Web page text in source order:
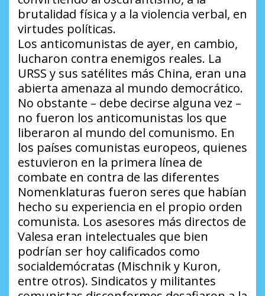
brutalidad física y a la violencia verbal, en
virtudes políticas.
Los anticomunistas de ayer, en cambio,
lucharon contra enemigos reales. La
URSS y sus satélites más China, eran una
abierta amenaza al mundo democrático.
No obstante – debe decirse alguna vez –
no fueron los anticomunistas los que
liberaron al mundo del comunismo. En
los países comunistas europeos, quienes
estuvieron en la primera línea de
combate en contra de las diferentes
Nomenklaturas fueron seres que habían
hecho su experiencia en el propio orden
comunista. Los asesores más directos de
Valesa eran intelectuales que bien
podrían ser hoy calificados como
socialdemócratas (Mischnik y Kuron,
entre otros). Sindicatos y militantes